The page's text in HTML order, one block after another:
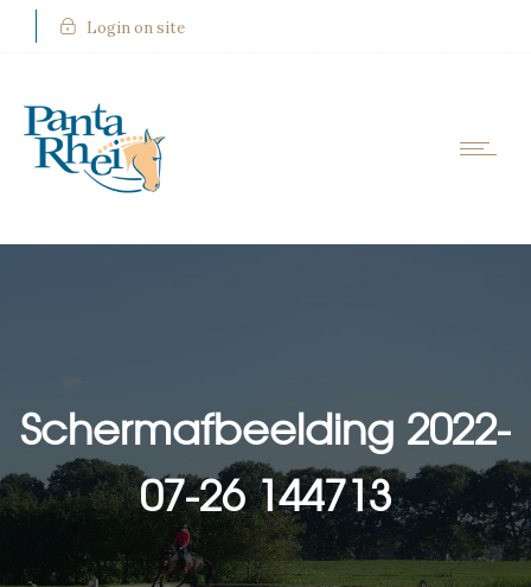
Login on site
Schermafbeelding 2022-
07-26 144713